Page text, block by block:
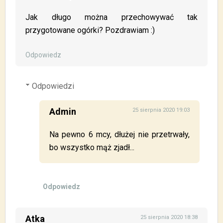
Jak długo można przechowywać tak
przygotowane ogórki? Pozdrawiam :)
Odpowiedz
Odpowiedzi
Admin 25 sierpnia 2020 19:03
Na pewno 6 mcy, dłużej nie przetrwały,
bo wszystko mąż zjadł...
Odpowiedz
Atka 25 sierpnia 2020 18:38